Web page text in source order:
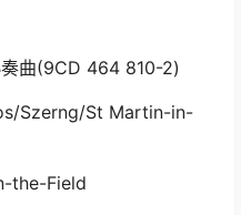
曲(9CD 464 810-2)
Szerng/St Martin-in-
the-Field